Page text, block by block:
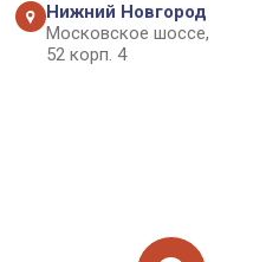
Нижний Новгород
Московское шоссе,
52 корп. 4